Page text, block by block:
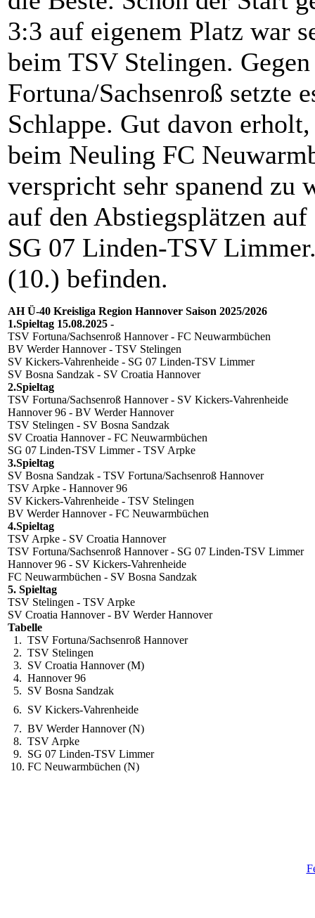
3:3 auf eigenem Platz war
beim TSV Stelingen.
Fortuna/Sachsenroß setzte
Schlappe. Gut davon
beim Neuling FC
verspricht sehr spanend zu
auf den Abstiegsplätzen
SG 07 Linden-TSV
(10.) befinden.
AH Ü-40 Kreisliga Region Hannover Saison 2025/2026
1.Spieltag 15.08.2025 -
TSV Fortuna/Sachsenroß Hannover - FC Neuwarmbüchen
BV Werder Hannover - TSV Stelingen
SV Kickers-Vahrenheide - SG 07 Linden-TSV Limmer
SV Bosna Sandzak - SV Croatia Hannover
2.Spieltag
TSV Fortuna/Sachsenroß Hannover - SV Kickers-Vahrenheide
Hannover 96 - BV Werder Hannover
TSV Stelingen - SV Bosna Sandzak
SV Croatia Hannover - FC Neuwarmbüchen
SG 07 Linden-TSV Limmer - TSV Arpke
3.Spieltag
SV Bosna Sandzak - TSV Fortuna/Sachsenroß Hannover
TSV Arpke - Hannover 96
SV Kickers-Vahrenheide - TSV Stelingen
BV Werder Hannover - FC Neuwarmbüchen
4.Spieltag
TSV Arpke - SV Croatia Hannover
TSV Fortuna/Sachsenroß Hannover - SG 07 Linden-TSV Limmer
Hannover 96 - SV Kickers-Vahrenheide
FC Neuwarmbüchen - SV Bosna Sandzak
5. Spieltag
TSV Stelingen - TSV Arpke
SV Croatia Hannover - BV Werder Hannover
Tabelle
1. TSV Fortuna/Sachsenroß Hannover
2. TSV Stelingen
3. SV Croatia Hannover (M)
4. Hannover 96
5. SV Bosna Sandzak
6. SV Kickers-Vahrenheide
7. BV Werder Hannover (N)
8. TSV Arpke
9. SG 07 Linden-TSV Limmer
10. FC Neuwarmbüchen (N)